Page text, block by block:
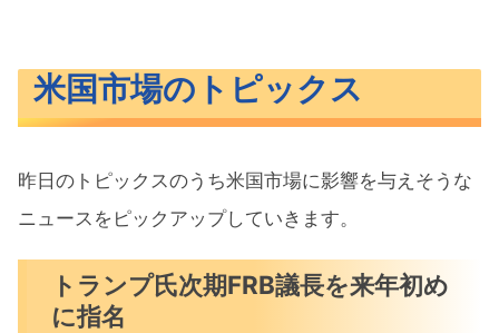
米国市場のトピックス
昨日のトピックスのうち米国市場に影響を与えそうな
ニュースをピックアップしていきます。
トランプ氏次期FRB議長を来年初め
に指名